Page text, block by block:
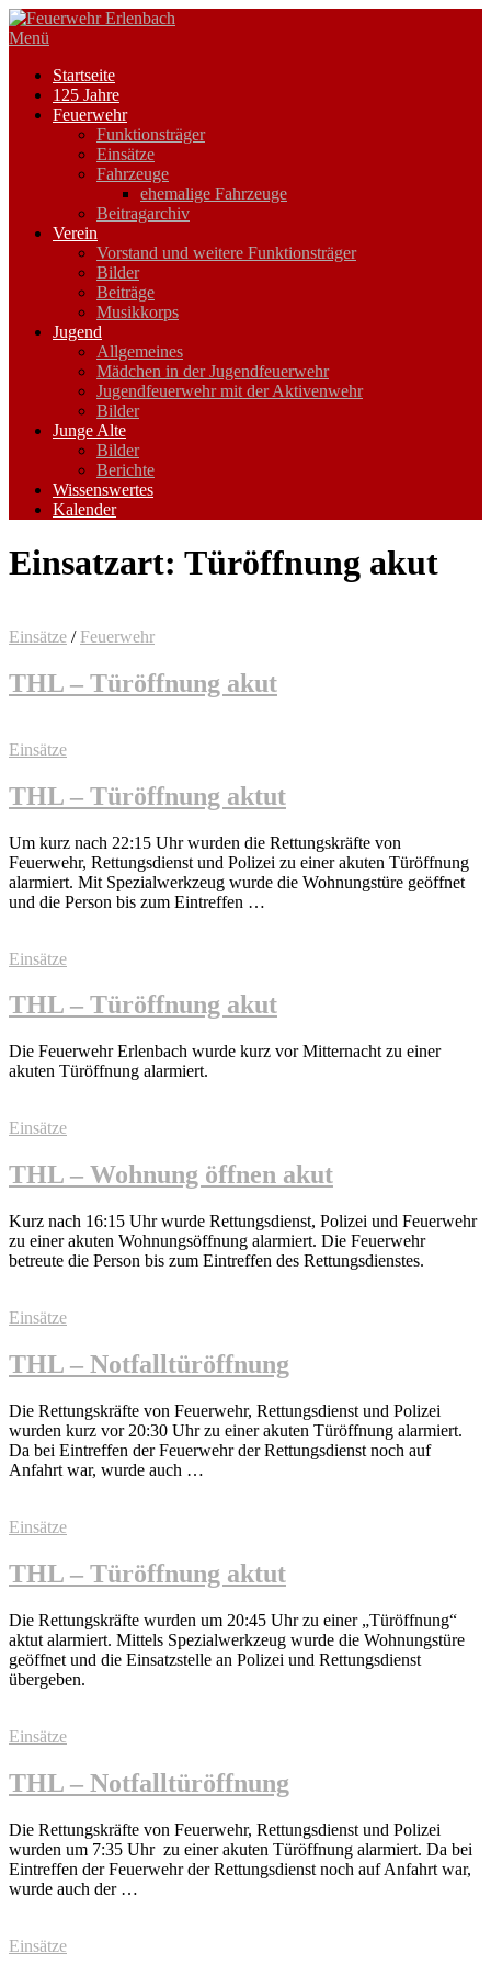
Zum
Inhalt
Menü
Startseite
125 Jahre
Feuerwehr
Funktionsträger
Einsätze
Fahrzeuge
ehemalige Fahrzeuge
Beitragarchiv
Verein
Vorstand und weitere Funktionsträger
Bilder
Beiträge
Musikkorps
Jugend
Allgemeines
Mädchen in der Jugendfeuerwehr
Jugendfeuerwehr mit der Aktivenwehr
Bilder
Junge Alte
Bilder
Berichte
Wissenswertes
Kalender
Einsatzart: Türöffnung akut
Einsätze / Feuerwehr
THL – Türöffnung akut
Einsätze
THL – Türöffnung aktut
Um kurz nach 22:15 Uhr wurden die Rettungskräfte von
Feuerwehr, Rettungsdienst und Polizei zu einer akuten Türöffnung
alarmiert. Mit Spezialwerkzeug wurde die Wohnungstüre geöffnet
und die Person bis zum Eintreffen …
Einsätze
THL – Türöffnung akut
Die Feuerwehr Erlenbach wurde kurz vor Mitternacht zu einer
akuten Türöffnung alarmiert.
Einsätze
THL – Wohnung öffnen akut
Kurz nach 16:15 Uhr wurde Rettungsdienst, Polizei und Feuerwehr
zu einer akuten Wohnungsöffnung alarmiert. Die Feuerwehr
betreute die Person bis zum Eintreffen des Rettungsdienstes.
Einsätze
THL – Notfalltüröffnung
Die Rettungskräfte von Feuerwehr, Rettungsdienst und Polizei
wurden kurz vor 20:30 Uhr zu einer akuten Türöffnung alarmiert.
Da bei Eintreffen der Feuerwehr der Rettungsdienst noch auf
Anfahrt war, wurde auch …
Einsätze
THL – Türöffnung aktut
Die Rettungskräfte wurden um 20:45 Uhr zu einer „Türöffnung“
aktut alarmiert. Mittels Spezialwerkzeug wurde die Wohnungstüre
geöffnet und die Einsatzstelle an Polizei und Rettungsdienst
übergeben.
Einsätze
THL – Notfalltüröffnung
Die Rettungskräfte von Feuerwehr, Rettungsdienst und Polizei
wurden um 7:35 Uhr zu einer akuten Türöffnung alarmiert. Da bei
Eintreffen der Feuerwehr der Rettungsdienst noch auf Anfahrt war,
wurde auch der …
Einsätze